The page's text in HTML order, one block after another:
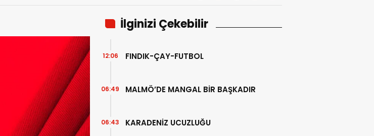
İlginizi Çekebilir
FINDIK-ÇAY-FUTBOL
12:06
MALMÖ’DE MANGAL BİR BAŞKADIR
06:49
KARADENİZ UCUZLUĞU
06:43